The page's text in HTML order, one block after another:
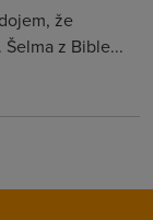
že
z Bible...